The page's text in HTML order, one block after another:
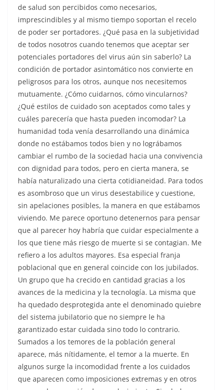
de salud son percibidos como necesarios,
imprescindibles y al mismo tiempo soportan el recelo
de poder ser portadores. ¿Qué pasa en la subjetividad
de todos nosotros cuando tenemos que aceptar ser
potenciales portadores del virus aún sin saberlo? La
condición de portador asintomático nos convierte en
peligrosos para los otros, aunque nos necesitemos
mutuamente. ¿Cómo cuidarnos, cómo vincularnos?
¿Qué estilos de cuidado son aceptados como tales y
cuáles parecería que hasta pueden incomodar? La
humanidad toda venía desarrollando una dinámica
donde no estábamos todos bien y no lográbamos
cambiar el rumbo de la sociedad hacia una convivencia
con dignidad para todos, pero en cierta manera, se
había naturalizado una cierta cotidianeidad. Para todos
es asombroso que un virus desestabilice y cuestione,
sin apelaciones posibles, la manera en que estábamos
viviendo. Me parece oportuno detenernos para pensar
que al parecer hoy habría que cuidar especialmente a
los que tiene más riesgo de muerte si se contagian. Me
refiero a los adultos mayores. Esa especial franja
poblacional que en general coincide con los jubilados.
Un grupo que ha crecido en cantidad gracias a los
avances de la medicina y la tecnología. La misma que
ha quedado desprotegida ante el denominado quiebre
del sistema jubilatorio que no siempre le ha
garantizado estar cuidada sino todo lo contrario.
Sumados a los temores de la población general
aparece, más nítidamente, el temor a la muerte. En
algunos surge la incomodidad frente a los cuidados
que aparecen como imposiciones extremas y en otros